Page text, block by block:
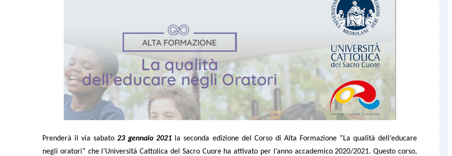
Prenderà il via sabato23 gennaio 2021 la seconda edizione del Corso di Alta Formazione “La qualità dell’educare
negli oratori” che l’Università Cattolica del Sacro Cuore ha attivato per l’anno accademico 2020/2021. Questo corso,